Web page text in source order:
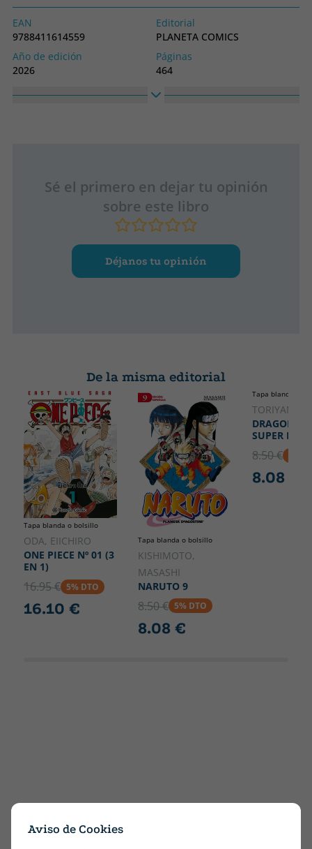
Aviso de Cookies
persiguiendo su venganza con sus nuevos compa?eros y...
Â¡?Orochimaru ha muerto?!Âá
No te pierdas este nuevo volumen de Naruto para
descubrirlo.Âá
EAN
9788411614559
Editorial
PLANETA COMICS
Año de edición
2026
Páginas
464
Nº colección
Sé el primero en dejar tu opinión
sobre este libro
Déjanos tu opinión
De la misma editorial
Tapa blanda o bolsillo
ODA, EIICHIRO
ONE PIECE Nº 01 (3
EN 1)
16.95 € 5% DTO
16.10 €
Tapa blanda o bolsillo
KISHIMOTO,
MASASHI
NARUTO 9
8.50 € 5% DTO
8.08 €
Tapa blanda o
TORIYAMA,
DRAGON
SUPER Nº 15
8.50 €
8.08 €